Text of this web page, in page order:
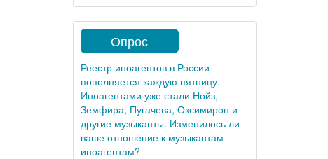
Опрос
Реестр иноагентов в России
пополняется каждую пятницу.
Иноагентами уже стали Нойз,
Земфира, Пугачева, Оксимирон и
другие музыканты. Изменилось ли
ваше отношение к музыкантам-
иноагентам?